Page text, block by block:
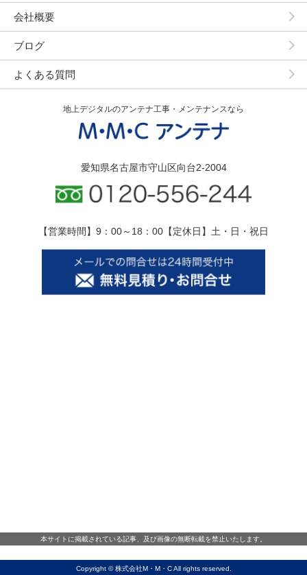
会社概要
ブログ
よくある質問
地上デジタルのアンテナ工事・メンテナンスなら
愛知県名古屋市守山区向台2-2004
【営業時間】9：00～18：00【定休日】土・日・祝日
本サイトに掲載されている記事、及び画像の無断転載を禁止いたします。
Copyright © 株式会社M・M・C All rights reserved.